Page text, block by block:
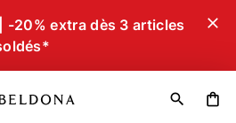
-20% extra dès 3 articles
close
search shopping_bag